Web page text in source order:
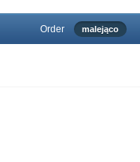
Order malejąco